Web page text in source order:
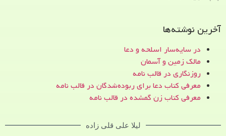
آخرین نوشته‌ها
در سایه‌سار اسلحه و دعا
مالک زمین و آسمان
روزنگاری در قالب نامه
معرفی کتاب دعا برای ربوده‌شدگان در قالب نامه
معرفی کتاب زن‌ گمشده در قالب نامه
لیلا علی قلی زاده